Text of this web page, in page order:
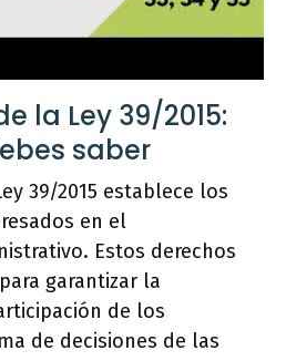
la Ley 39/2015:
saber
39/2015 establece los
en el
Estos derechos
garantizar la
de los
de decisiones de las